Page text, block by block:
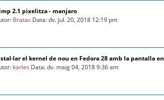
2.1 pixelitza - manjaro
Bratac Data: dv. jul. 20, 2018 12:19 pm
el kernel de nou en Fedora 28 amb la pantalla en
karles Data: dv. maig 04, 2018 9:36 am